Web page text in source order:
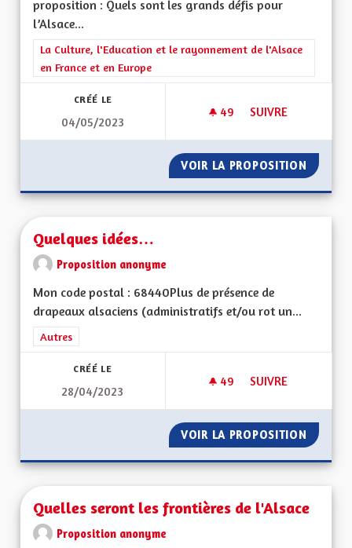
proposition : Quels sont les grands défis pour
l’Alsace...
Filtrer les résultats de la catégorie : La Culture, l'Education et
La Culture, l'Education et le rayonnement de l'Alsace
en France et en Europe
CRÉÉ LE
04/05/2023
49 49 ABONNÉS
SUIVRE
VOIR LA PROPOSITION
Quelques idées…
Proposition anonyme
Mon code postal : 68440Plus de présence de
drapeaux alsaciens (administratifs et/ou rot un...
Filtrer les résultats de la catégorie : Autres
Autres
CRÉÉ LE
28/04/2023
49 49 ABONNÉS
SUIVRE
VOIR LA PROPOSITION
Quelles seront les frontières de l'Alsace
Proposition anonyme